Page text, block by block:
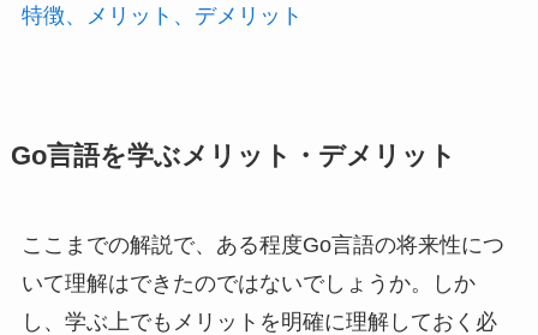
特徴、メリット、デメリット
Go言語を学ぶメリット・デメリット
ここまでの解説で、ある程度Go言語の将来性につ
いて理解はできたのではないでしょうか。しか
し、学ぶ上でもメリットを明確に理解しておく必